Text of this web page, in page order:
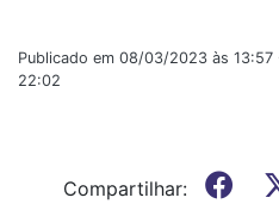
Publicado em 08/03/2023 às
22:02
Compartilhar: